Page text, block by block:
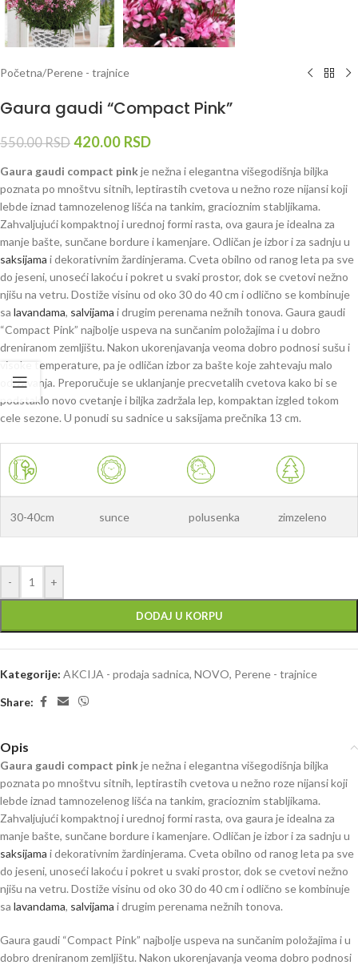
Početna/Perene - trajnice
Gaura gaudi “Compact Pink”
550.00RSD 420.00 RSD
Gaura gaudi compact pinkje nežna i elegantna višegodišnja biljka
poznata po mnoštvu sitnih, leptirastih cvetova u nežno roze nijansi koji
lebde iznad tamnozelenog lišća na tankim, gracioznim stabljikama.
Zahvaljujući kompaktnoj i urednoj formi rasta, ova gaura je idealna za
manje bašte, sunčane bordure i kamenjare. Odličan je izbor i za sadnju u
saksijama i dekorativnim žardinjerama. Cveta obilno od ranog leta pa sve
do jeseni, unoseći lakoću i pokret u svaki prostor, dok se cvetovi nežno
njišu na vetru. Dostiže visinu od oko 30 do 40 cm i odlično se kombinuje
sa lavandama, salvijama i drugim perenama nežnih tonova. Gaura gaudi
“Compact Pink” najbolje uspeva na sunčanim položajima i u dobro
dreniranom zemljištu. Nakon ukorenjavanja veoma dobro podnosi sušu i
visoke temperature, pa je odličan izbor za bašte koje zahtevaju malo
održavanja. Preporučuje se uklanjanje precvetalih cvetova kako bi se
podstaklo novo cvetanje i biljka zadržala lep, kompaktan izgled tokom
cele sezone. U ponudi su sadnice u saksijama prečnika 13 cm.
30-40cm sunce polusenka zimzeleno
- +
DODAJ U KORPU
Kategorije: AKCIJA - prodaja sadnica, NOVO, Perene - trajnice
Share:
Opis
Gaura gaudi compact pinkje nežna i elegantna višegodišnja biljka
poznata po mnoštvu sitnih, leptirastih cvetova u nežno roze nijansi koji
lebde iznad tamnozelenog lišća na tankim, gracioznim stabljikama.
Zahvaljujući kompaktnoj i urednoj formi rasta, ova gaura je idealna za
manje bašte, sunčane bordure i kamenjare. Odličan je izbor i za sadnju u
saksijama i dekorativnim žardinjerama. Cveta obilno od ranog leta pa sve
do jeseni, unoseći lakoću i pokret u svaki prostor, dok se cvetovi nežno
njišu na vetru. Dostiže visinu od oko 30 do 40 cm i odlično se kombinuje
sa lavandama, salvijama i drugim perenama nežnih tonova.
Gaura gaudi “Compact Pink” najbolje uspeva na sunčanim položajima i u
dobro dreniranom zemljištu. Nakon ukorenjavanja veoma dobro podnosi